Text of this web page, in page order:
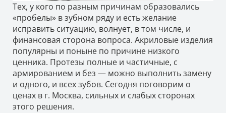
Тех, у кого по разным причинам образовались
«пробелы» в зубном ряду и есть желание
исправить ситуацию, волнует, в том числе, и
финансовая сторона вопроса. Акриловые изделия
популярны и поныне по причине низкого
ценника. Протезы полные и частичные, с
армированием и без — можно выполнить замену
и одного, и всех зубов. Сегодня поговорим о
ценах в г. Москва, сильных и слабых сторонах
этого решения.